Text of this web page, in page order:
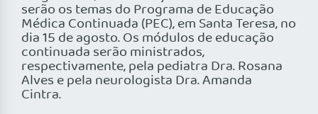
serão os temas do Programa de Educação
Médica Continuada (PEC), em Santa Teresa, no
dia 15 de agosto. Os módulos de educação
continuada serão ministrados,
respectivamente, pela pediatra Dra. Rosana
Alves e pela neurologista Dra. Amanda
Cintra.